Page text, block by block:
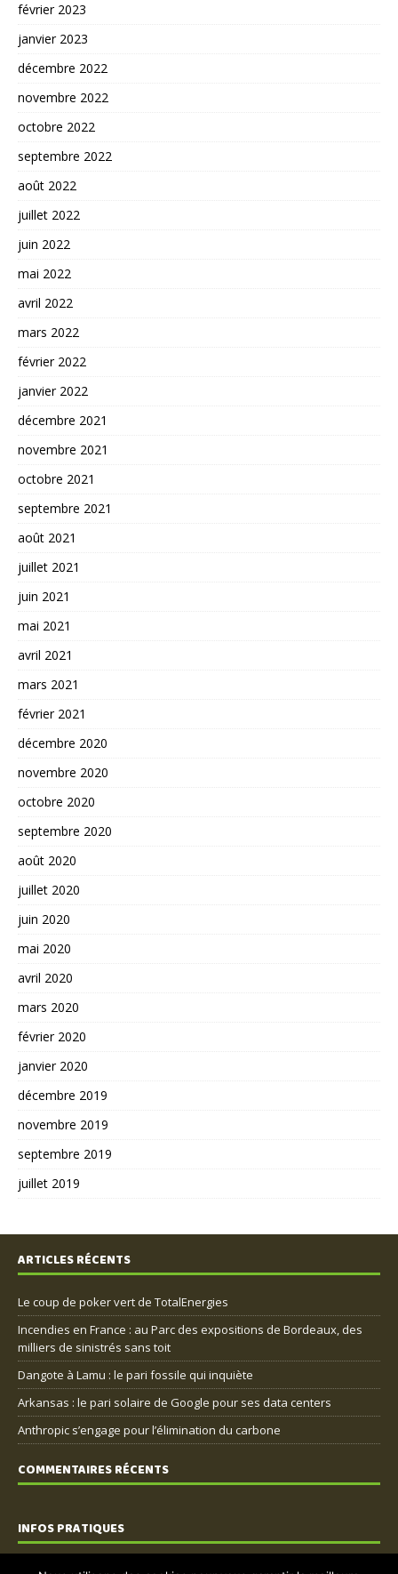
février 2023
janvier 2023
décembre 2022
novembre 2022
octobre 2022
septembre 2022
août 2022
juillet 2022
juin 2022
mai 2022
avril 2022
mars 2022
février 2022
janvier 2022
décembre 2021
novembre 2021
octobre 2021
septembre 2021
août 2021
juillet 2021
juin 2021
mai 2021
avril 2021
mars 2021
février 2021
décembre 2020
novembre 2020
octobre 2020
septembre 2020
août 2020
juillet 2020
juin 2020
mai 2020
avril 2020
mars 2020
février 2020
janvier 2020
décembre 2019
novembre 2019
septembre 2019
juillet 2019
ARTICLES RÉCENTS
Le coup de poker vert de TotalEnergies
Incendies en France : au Parc des expositions de Bordeaux, des
milliers de sinistrés sans toit
Dangote à Lamu : le pari fossile qui inquiète
Arkansas : le pari solaire de Google pour ses data centers
Anthropic s’engage pour l’élimination du carbone
COMMENTAIRES RÉCENTS
INFOS PRATIQUES
Nous contacter